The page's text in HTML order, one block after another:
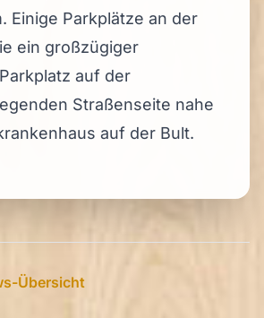
Einige Parkplätze an der
ein großzügiger
auf der
Straßenseite nahe
auf der Bult.
Übersicht